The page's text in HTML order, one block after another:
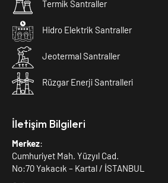
Termik Santraller
Hidro Elektrik Santraller
Jeotermal Santraller
Rüzgar Enerji Santralleri
İletişim Bilgileri
Merkez:
Cumhuriyet Mah. Yüzyıl Cad.
No:70 Yakacık – Kartal / İSTANBUL